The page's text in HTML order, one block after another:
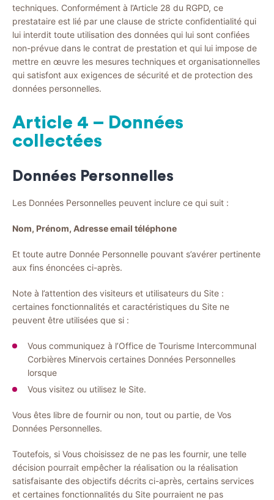
techniques. Conformément à l’Article 28 du RGPD, ce
prestataire est lié par une clause de stricte confidentialité qui
lui interdit toute utilisation des données qui lui sont confiées
non-prévue dans le contrat de prestation et qui lui impose de
mettre en œuvre les mesures techniques et organisationnelles
qui satisfont aux exigences de sécurité et de protection des
données personnelles.
Article 4 – Données
collectées
Données Personnelles
Les Données Personnelles peuvent inclure ce qui suit :
Nom, Prénom, Adresse email téléphone
Et toute autre Donnée Personnelle pouvant s’avérer pertinente
aux fins énoncées ci-après.
Note à l’attention des visiteurs et utilisateurs du Site :
certaines fonctionnalités et caractéristiques du Site ne
peuvent être utilisées que si :
Vous communiquez à l’Office de Tourisme Intercommunal
Corbières Minervois certaines Données Personnelles
lorsque
Vous visitez ou utilisez le Site.
Vous êtes libre de fournir ou non, tout ou partie, de Vos
Données Personnelles.
Toutefois, si Vous choisissez de ne pas les fournir, une telle
décision pourrait empêcher la réalisation ou la réalisation
satisfaisante des objectifs décrits ci-après, certains services
et certaines fonctionnalités du Site pourraient ne pas